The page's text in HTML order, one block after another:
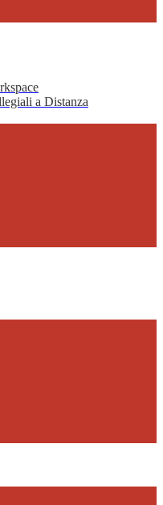
a Distanza